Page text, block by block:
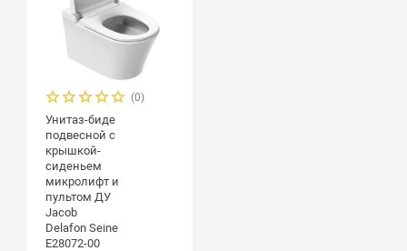
(0)
Унитаз-биде
подвесной с
крышкой-
сиденьем
микролифт и
пультом ДУ
Jacob
Delafon Seine
E28072-00